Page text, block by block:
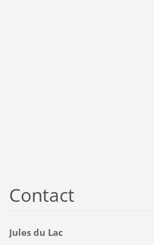
Contact
Jules du Lac